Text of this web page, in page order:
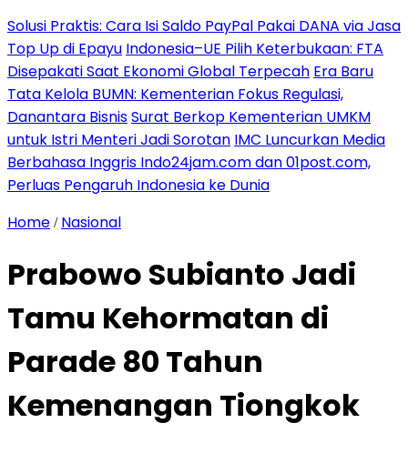
Solusi Praktis: Cara Isi Saldo PayPal Pakai DANA via Jasa
Top Up di Epayu Indonesia–UE Pilih Keterbukaan: FTA
Disepakati Saat Ekonomi Global Terpecah Era Baru
Tata Kelola BUMN: Kementerian Fokus Regulasi,
Danantara BisnisSurat Berkop Kementerian UMKM
untuk Istri Menteri Jadi Sorotan IMC Luncurkan Media
Berbahasa Inggris Indo24jam.com dan 01post.com,
Perluas Pengaruh Indonesia ke Dunia
Home / Nasional
Prabowo Subianto Jadi
Tamu Kehormatan di
Parade 80 Tahun
Kemenangan Tiongkok